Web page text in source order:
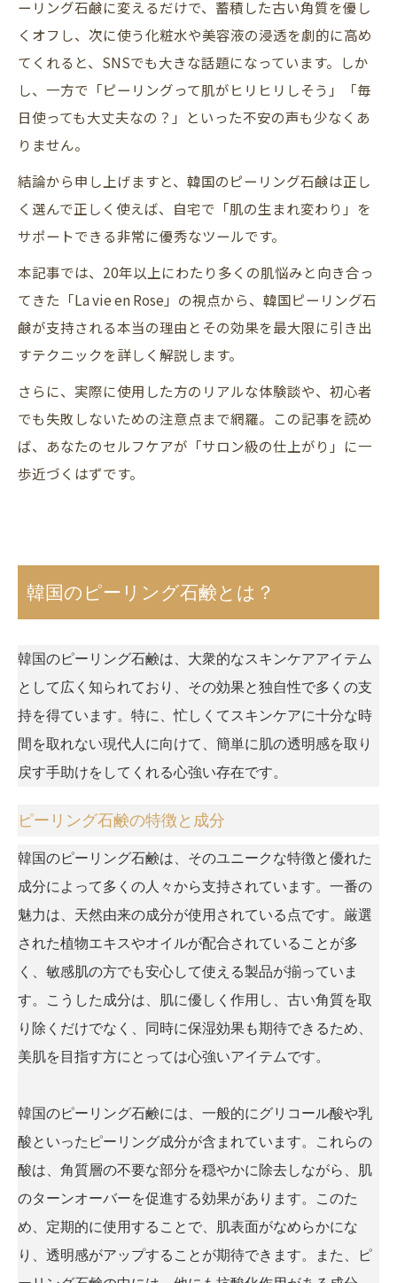
ーリング石鹸に変えるだけで、蓄積した古い角質を優し
くオフし、次に使う化粧水や美容液の浸透を劇的に高め
てくれると、SNSでも大きな話題になっています。しか
し、一方で「ピーリングって肌がヒリヒリしそう」「毎
日使っても大丈夫なの？」といった不安の声も少なくあ
りません。
結論から申し上げますと、韓国のピーリング石鹸は正し
く選んで正しく使えば、自宅で「肌の生まれ変わり」を
サポートできる非常に優秀なツールです。
本記事では、20年以上にわたり多くの肌悩みと向き合っ
てきた「La vie en Rose」の視点から、韓国ピーリング石
鹸が支持される本当の理由とその効果を最大限に引き出
すテクニックを詳しく解説します。
さらに、実際に使用した方のリアルな体験談や、初心者
でも失敗しないための注意点まで網羅。この記事を読め
ば、あなたのセルフケアが「サロン級の仕上がり」に一
歩近づくはずです。
韓国のピーリング石鹸とは？
韓国のピーリング石鹸は、大衆的なスキンケアアイテム
として広く知られており、その効果と独自性で多くの支
持を得ています。特に、忙しくてスキンケアに十分な時
間を取れない現代人に向けて、簡単に肌の透明感を取り
戻す手助けをしてくれる心強い存在です。
ピーリング石鹸の特徴と成分
韓国のピーリング石鹸は、そのユニークな特徴と優れた
成分によって多くの人々から支持されています。一番の
魅力は、天然由来の成分が使用されている点です。厳選
された植物エキスやオイルが配合されていることが多
く、敏感肌の方でも安心して使える製品が揃っていま
す。こうした成分は、肌に優しく作用し、古い角質を取
り除くだけでなく、同時に保湿効果も期待できるため、
美肌を目指す方にとっては心強いアイテムです。
韓国のピーリング石鹸には、一般的にグリコール酸や乳
酸といったピーリング成分が含まれています。これらの
酸は、角質層の不要な部分を穏やかに除去しながら、肌
のターンオーバーを促進する効果があります。このた
め、定期的に使用することで、肌表面がなめらかにな
り、透明感がアップすることが期待できます。また、ピ